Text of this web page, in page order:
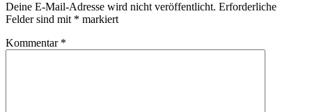
Deine E-Mail-Adresse wird nicht veröffentlicht. Erforderliche
Felder sind mit * markiert
Kommentar *